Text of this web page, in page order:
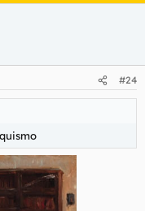
#24